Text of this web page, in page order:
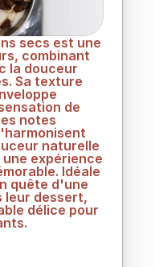
secs est une
combinant
la douceur
Sa texture
de
notes
naturelle
expérience
Idéale
quête d'une
leur dessert,
délice pour